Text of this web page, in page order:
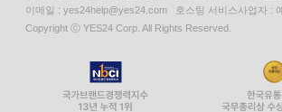
이메일 : yes24help@yes24.com 호스팅 서비스사업자 :
Copyright ⓒ YES24 Corp. All Rights Reserved.